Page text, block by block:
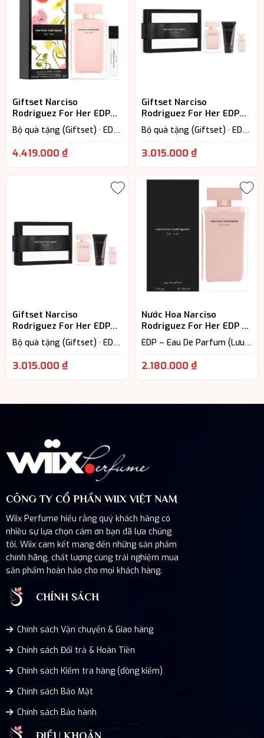
Giftset Narciso
Rodriguez For Her EDP
2PCS – Nét Đẹp Dịu Dàng
Khó Quên
Bộ quà tặng (Giftset) · EDP
hương từ 7-12h) · Nước Hoa
4.419.000 ₫
Giftset Narciso
Rodriguez For Her EDP
3PCS – Sang Trọng Dành
Cho Nữ
Bộ quà tặng (Giftset) · EDP
hương từ 7-12h) · Floral –
3.015.000 ₫
Giftset Narciso
Rodriguez For Her EDP
3PCS – Món Quà Thanh
Lịch Cho Phái Đẹp
Bộ quà tặng (Giftset) · EDP
hương từ 7-12h) · Floral –
3.015.000 ₫
Nước Hoa Narciso
Rodriguez For Her EDP –
Mùi Hương Khiến Phái Đẹp
Khó Quên
EDP – Eau De Parfum (Lưu
Hương hoa cỏ · Nước Hoa Nữ
2.180.000 ₫
CÔNG TY CỔ PHẦN WIIX VIỆT NAM
Wiix Perfume hiểu rằng quý khách hàng có
nhiều sự lựa chọn cám ơn bạn đã lựa chúng
tôi. Wiix cam kết mang đến những sản phẩm
chính hãng, chất lượng cùng trải nghiệm mua
sản phẩm hoàn hảo cho mọi khách hàng.
CHÍNH SÁCH
Chính sách Vận chuyển & Giao hàng
Chính sách Đổi trả & Hoàn Tiền
Chính sách Kiểm tra hàng (đồng kiểm)
Chính sách Bảo Mật
Chính sách Bảo hành
ĐIỀU KHOẢN